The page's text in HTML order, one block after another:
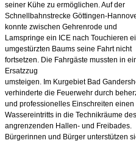
seiner Kühe zu ermöglichen. Auf der
Schnellbahnstrecke Göttingen-
konnte zwischen Gehrenrode und
Lamspringe ein ICE nach Touchieren
umgestürzten Baums seine Fahrt nicht
fortsetzen. Die Fahrgäste mussten in
Ersatzzug
umsteigen. Im Kurgebiet Bad
verhinderte die Feuerwehr durch
und professionelles Einschreiten einen
Wassereintritts in die Technikräume des
angrenzenden Hallen- und Freibades.
Bürgerinnen und Bürger unterstützen